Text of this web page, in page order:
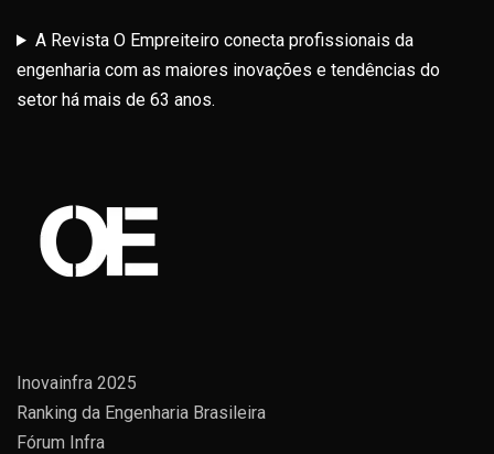
A Revista O Empreiteiro conecta profissionais da
engenharia com as maiores inovações e tendências do
setor há mais de 63 anos.
Inovainfra 2025
Ranking da Engenharia Brasileira
Fórum Infra